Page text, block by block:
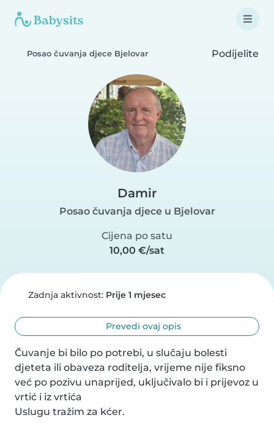
Posao čuvanja djece Bjelovar Podijelite
Damir
Posao čuvanja djece u Bjelovar
Cijena po satu
10,00 €/sat
Zadnja aktivnost: Prije 1 mjesec
Prevedi ovaj opis
Čuvanje bi bilo po potrebi, u slučaju bolesti
djeteta ili obaveza roditelja, vrijeme nije fiksno
već po pozivu unaprijed, uključivalo bi i prijevoz u
vrtić i iz vrtića
Uslugu tražim za kćer.